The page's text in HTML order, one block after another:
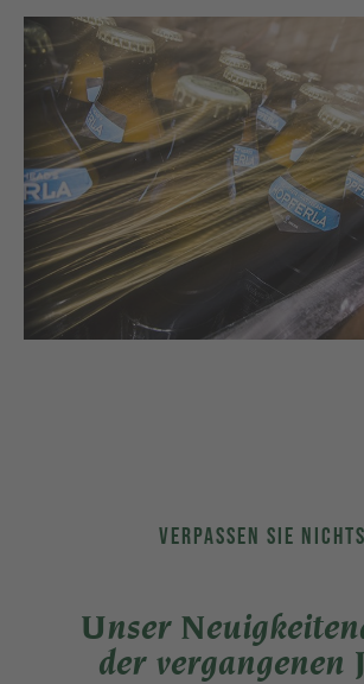
VERPASSEN SIE
Unser
der vergangenen